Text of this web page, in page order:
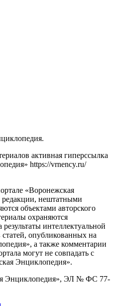
активная гиперссылка
https://vrnency.ru/
«Воронежская
нештатными
объектами авторского
охраняются
интеллектуальной
опубликованных на
а также комментарии
могут не совпадать с
Энциклопедия».
Энциклопедия», ЭЛ № ФС 77-